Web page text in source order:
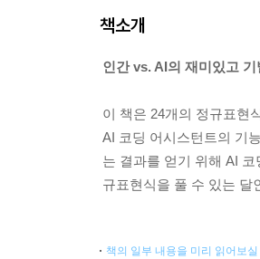
책소개
인간 vs. AI의 재미있고
이 책은 24개의 정규표현
AI 코딩 어시스턴트의 기
는 결과를 얻기 위해 AI
규표현식을 풀 수 있는 달
책의 일부 내용을 미리 읽어보